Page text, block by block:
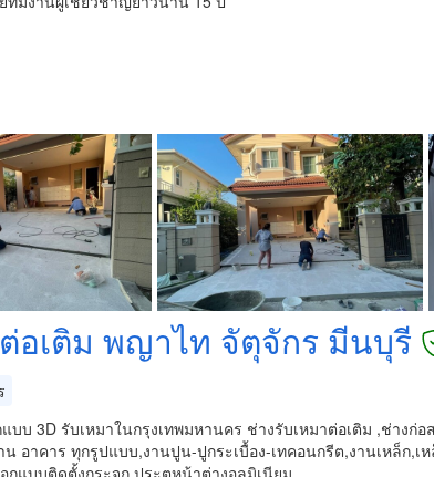
อเติม พญาไท จัตุจักร มีนบุรี
บบ 3D รับเหมาในกรุงเทพมหานคร ช่างรับเหมาต่อเติม ,ช่าง
อาคาร ทุกรูปแบบ,งานปูน-ปูกระเบื้อง-เทคอนกรีต,งานเหล็ก,
กแบบติดตั้งกระจก ประตูหน้าต่างอลูมิเนียม…